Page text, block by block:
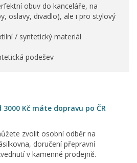
obuv do kanceláře, na
oslavy, divadlo), ale i pro stylový
/ syntetický materiál
podešev
3000 Kč máte dopravu po ČR
zvolit osobní odběr na
doručení přepravní
v kamenné prodejně.